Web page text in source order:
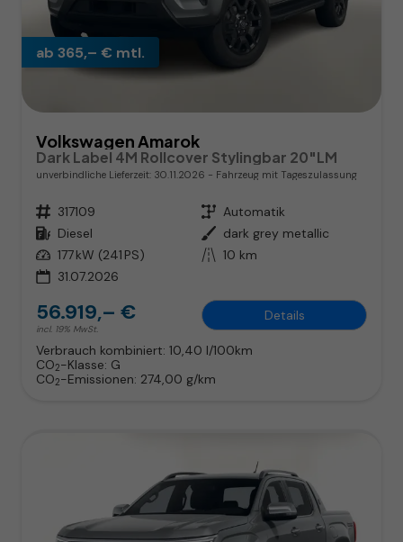
ab 365,– € mtl.
Volkswagen Amarok
Dark Label 4M Rollcover Stylingbar 20"LM
unverbindliche Lieferzeit: 30.11.2026 Fahrzeug mit Tageszulassung
Fahrzeugnr. 317109 Getriebe Automatik
Kraftstoff Diesel Außenfarbe dark grey metallic
Leistung 177 kW (241 PS) Kilometerstand 10 km
31.07.2026
56.919,– €
incl. 19% MwSt.
Details
Verbrauch kombiniert: 10,40 l/100km
CO2-Klasse: G
CO2-Emissionen: 274,00 g/km